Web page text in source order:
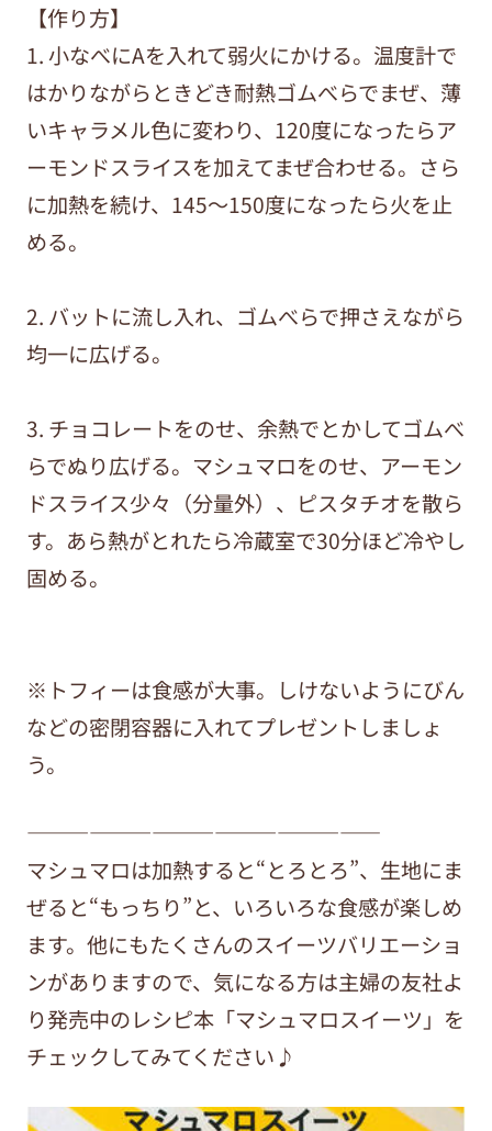
【作り方】
1. 小なべにAを入れて弱火にかける。温度計で
はかりながらときどき耐熱ゴムべらでまぜ、薄
いキャラメル色に変わり、120度になったらア
ーモンドスライスを加えてまぜ合わせる。さら
に加熱を続け、145～150度になったら火を止
める。
2. バットに流し入れ、ゴムべらで押さえながら
均一に広げる。
3. チョコレートをのせ、余熱でとかしてゴムべ
らでぬり広げる。マシュマロをのせ、アーモン
ドスライス少々（分量外）、ピスタチオを散ら
す。あら熱がとれたら冷蔵室で30分ほど冷やし
固める。
※トフィーは食感が大事。しけないようにびん
などの密閉容器に入れてプレゼントしましょ
う。
—————————————————
マシュマロは加熱すると“とろとろ”、生地にま
ぜると“もっちり”と、いろいろな食感が楽しめ
ます。他にもたくさんのスイーツバリエーショ
ンがありますので、気になる方は主婦の友社よ
り発売中のレシピ本「マシュマロスイーツ」を
チェックしてみてください♪